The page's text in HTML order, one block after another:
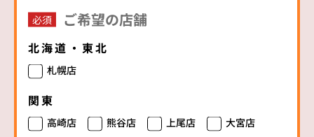
ご希望の店舗
必須
北海道・東北
札幌店
関東
高崎店 熊谷店 上尾店
大宮店